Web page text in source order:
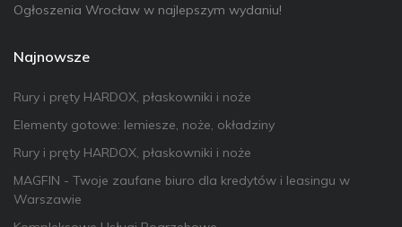
Ogłoszenia Wrocław w najlepszym wydaniu!
Najnowsze
Rury i pręty HARDOX, płaskowniki i noże
Elementy gotowe: lemiesze, noże, okładziny
Rury i pręty HARDOX, płaskowniki i noże
MAGFIN - Twoje zaufane biuro dla kredytów i leasingu w
Warszawie